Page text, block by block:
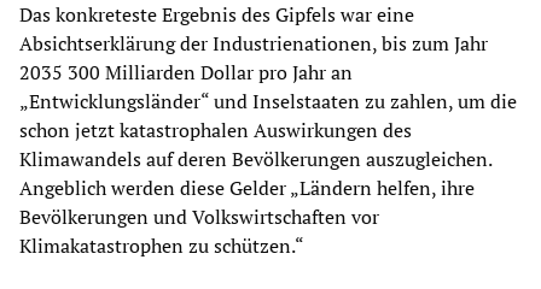
Das konkreteste Ergebnis des Gipfels war eine
Absichtserklärung der Industrienationen, bis zum Jahr
2035 300 Milliarden Dollar pro Jahr an
„Entwicklungsländer“ und Inselstaaten zu zahlen, um die
schon jetzt katastrophalen Auswirkungen des
Klimawandels auf deren Bevölkerungen auszugleichen.
Angeblich werden diese Gelder „Ländern helfen, ihre
Bevölkerungen und Volkswirtschaften vor
Klimakatastrophen zu schützen.“